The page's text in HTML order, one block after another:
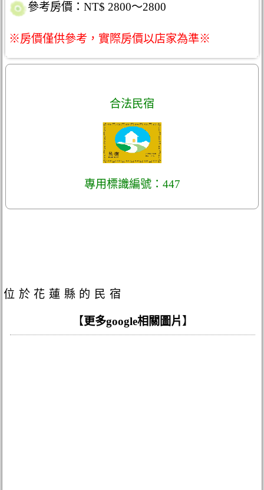
參考房價：NT$ 2800～2800
※房價僅供參考，實際房價以店家為準※
合法民宿
專用標識編號：447
位於花蓮縣的民宿
【更多google相關圖片 】